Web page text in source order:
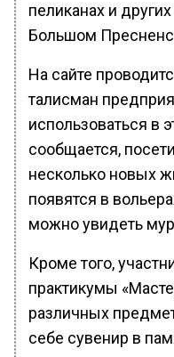
пеликанах и
Большом
На сайте
талисман
использоваться в
сообщается,
несколько новых
появятся в
можно увидеть
Кроме того,
практикумы
различных
себе сувенир в